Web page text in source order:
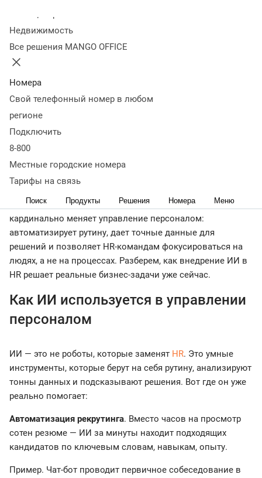
Недвижимость
Все решения MANGO OFFICE
Номера
Свой телефонный номер в любом
регионе
Подключить
8-800
Местные городские номера
Тарифы на связь
Поиск Продукты Решения Номера Меню
использовать
04 июля 202510 273
Оглавление
Как ИИ используется в управлении персоналом
внедрении ИИ в HR
Главное об искусственном
интеллекте в HR
< назад
Искусственный интеллект в HR — это рабочий
инструмент, который уже сегодня освобождает до 70%
времени рекрутеров, предсказывает уход важных
траектории развития. Использование ИИ в HR
кардинально меняет управление персоналом:
автоматизирует рутину, дает точные данные для
решений и позволяет HR-командам фокусироваться на
людях, а не на процессах. Разберем, как внедрение ИИ в
HR решает реальные бизнес-задачи уже сейчас.
Как ИИ используется в управлении
персоналом
ИИ — это не роботы, которые заменят HR. Это умные
инструменты, которые берут на себя рутину, анализируют
тонны данных и подсказывают решения. Вот где он уже
реально помогает:
Автоматизация рекрутинга. Вместо часов на просмотр
сотен резюме — ИИ за минуты находит подходящих
кандидатов по ключевым словам, навыкам, опыту.
Пример. Чат-бот проводит первичное собеседование в